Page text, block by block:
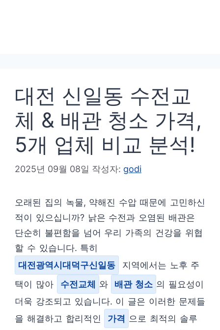
대전 신일동 수전교
체 & 배관 청소 가격,
5개 업체 비교 분석!
2025년 09월 08일 작성자: godi
오래된 집의 녹물, 약해진 수압 때문에 고민하신
적이 있으십니까? 낡은 수전과 오염된 배관은
단순히 불편함을 넘어 우리 가족의 건강을 위협
할 수 있습니다. 특히
대전광역시대덕구신일동
지역에서는 노후 주
택이 많아
수전교체 와 배관 청소 의 필요성이
더욱 강조되고 있습니다. 이 글은 이러한 문제들
을 해결하고 합리적인
가격
으로 최적의 솔루